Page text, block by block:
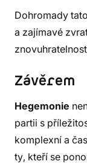
Dohromady
a zajímavé
Závěrem
Hegemonie
partii s
komplexní a
ty, kteří se